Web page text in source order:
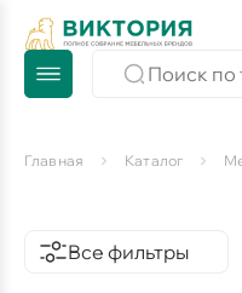
Главная Каталог
Все фильтры